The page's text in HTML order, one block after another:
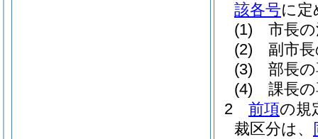
該各号に
(1)
市長
(2)
副市
(3)
部長
(4)
課長
2
前項の規
裁区分は、